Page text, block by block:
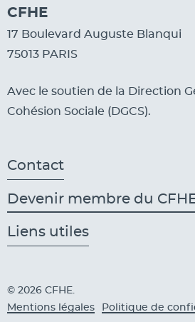
CFHE
17 Boulevard Auguste Blanqui
75013 PARIS
Avec le soutien de la Direction
Cohésion Sociale (DGCS).
Contact
Devenir membre du
Liens utiles
© 2026 CFHE.
Mentions légales
Politique de